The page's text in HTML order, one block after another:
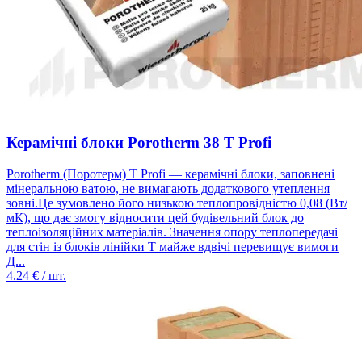
Керамічні блоки Porotherm 38 T Profi
Porotherm (Поротерм) T Profi — керамічні блоки, заповнені
мінеральною ватою, не вимагають додаткового утеплення
зовні.Це зумовлено його низькою теплопровідністю 0,08 (Вт/
мК), що дає змогу відносити цей будівельний блок до
теплоізоляційних матеріалів. Значення опору теплопередачі
для стін із блоків лінійки Т майже вдвічі перевищує вимоги
Д...
4.24 € / шт.